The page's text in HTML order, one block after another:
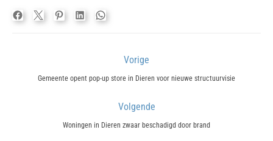
navigatie
Vorige
Previous
Gemeente opent pop-up store in Dieren voor nieuwe structuurvisie
Volgende
Next
Woningen in Dieren zwaar beschadigd door brand